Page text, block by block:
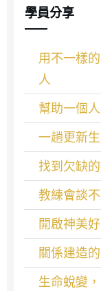
學員分享
用不一樣
人
幫助一個
一趟更新
找到欠缺
教練會談
開啟神美
關係建造
生命蛻變